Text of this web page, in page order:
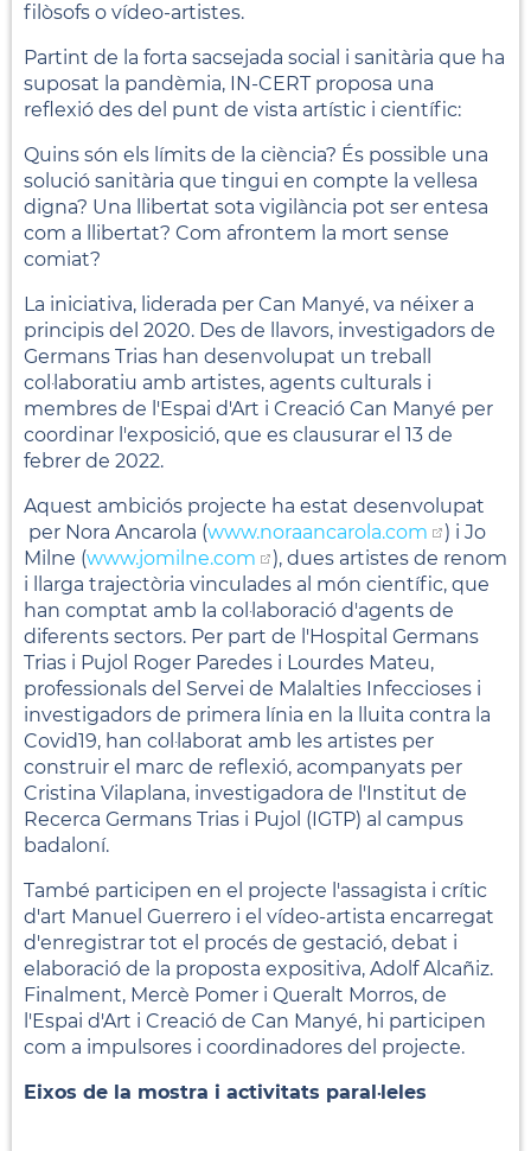
filòsofs o vídeo-artistes.
Partint de la forta sacsejada social i sanitària que ha
suposat la pandèmia, IN-CERT proposa una
reflexió des del punt de vista artístic i científic:
Quins són els límits de la ciència? És possible una
solució sanitària que tingui en compte la vellesa
digna? Una llibertat sota vigilància pot ser entesa
com a llibertat? Com afrontem la mort sense
comiat?
La iniciativa, liderada per Can Manyé, va néixer a
principis del 2020. Des de llavors, investigadors de
Germans Trias han desenvolupat un treball
col·laboratiu amb artistes, agents culturals i
membres de l'Espai d'Art i Creació Can Manyé per
coordinar l'exposició, que es clausurar el 13 de
febrer de 2022.
Aquest ambiciós projecte ha estat desenvolupat
per Nora Ancarola (www.noraancarola.com
) i Jo
Milne (www.jomilne.com
), dues artistes de renom
i llarga trajectòria vinculades al món científic, que
han comptat amb la col·laboració d'agents de
diferents sectors. Per part de l'Hospital Germans
Trias i Pujol Roger Paredes i Lourdes Mateu,
professionals del Servei de Malalties Infeccioses i
investigadors de primera línia en la lluita contra la
Covid19, han col·laborat amb les artistes per
construir el marc de reflexió, acompanyats per
Cristina Vilaplana, investigadora de l'Institut de
Recerca Germans Trias i Pujol (IGTP) al campus
badaloní.
També participen en el projecte l'assagista i crític
d'art Manuel Guerrero i el vídeo-artista encarregat
d'enregistrar tot el procés de gestació, debat i
elaboració de la proposta expositiva, Adolf Alcañiz.
Finalment, Mercè Pomer i Queralt Morros, de
l'Espai d'Art i Creació de Can Manyé, hi participen
com a impulsores i coordinadores del projecte.
Eixos de la mostra i activitats paral·leles